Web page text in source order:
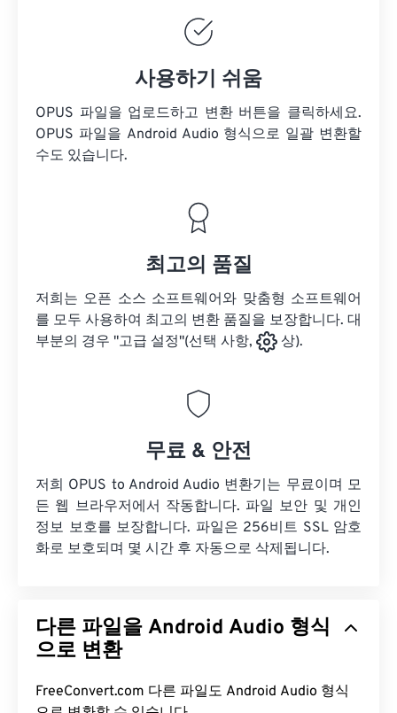
사용하기 쉬움
OPUS 파일을 업로드하고 변환 버튼을 클릭하세요.
OPUS 파일을 Android Audio 형식으로 일괄 변환할
수도 있습니다.
최고의 품질
저희는 오픈 소스 소프트웨어와 맞춤형 소프트웨어
를 모두 사용하여 최고의 변환 품질을 보장합니다. 대
부분의 경우 "고급 설정"(선택 사항,
상).
무료 & 안전
저희 OPUS to Android Audio 변환기는 무료이며 모
든 웹 브라우저에서 작동합니다. 파일 보안 및 개인
정보 보호를 보장합니다. 파일은 256비트 SSL 암호
화로 보호되며 몇 시간 후 자동으로 삭제됩니다.
다른 파일을 Android Audio 형식
으로 변환
FreeConvert.com 다른 파일도 Android Audio 형식